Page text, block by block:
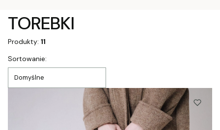
TOREBKI
Produkty: 11
Lista produktów
Sortowanie:
Domyślne